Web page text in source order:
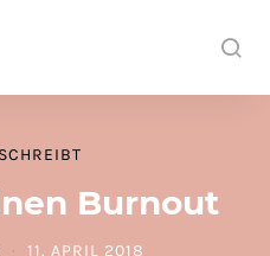
Burnout
11. APRIL 2018